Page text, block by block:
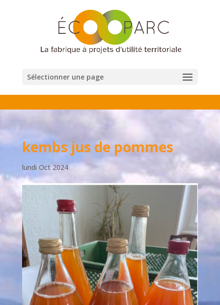
Sélectionner une page
kembs jus de pommes
lundi Oct 2024